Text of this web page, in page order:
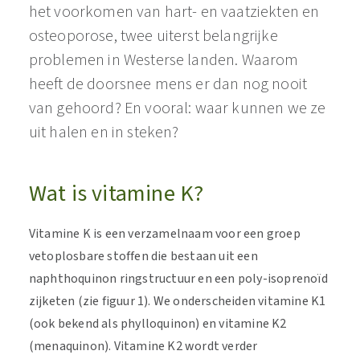
het voorkomen van hart- en vaatziekten en
osteoporose, twee uiterst belangrijke
problemen in Westerse landen. Waarom
heeft de doorsnee mens er dan nog nooit
van gehoord? En vooral: waar kunnen we ze
uit halen en in steken?
Wat is vitamine K?
Vitamine K is een verzamelnaam voor een groep
vetoplosbare stoffen die bestaan uit een
naphthoquinon ringstructuur en een poly-isoprenoïd
zijketen (zie figuur 1). We onderscheiden vitamine K1
(ook bekend als phylloquinon) en vitamine K2
(menaquinon). Vitamine K2 wordt verder